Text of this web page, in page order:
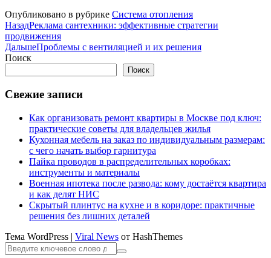
Опубликовано в рубрике Система отопления
НазадРеклама сантехники: эффективные стратегии
продвижения
ДальшеПроблемы с вентиляцией и их решения
Поиск
Поиск
Свежие записи
Как организовать ремонт квартиры в Москве под ключ:
практические советы для владельцев жилья
Кухонная мебель на заказ по индивидуальным размерам:
с чего начать выбор гарнитура
Пайка проводов в распределительных коробках:
инструменты и материалы
Военная ипотека после развода: кому достаётся квартира
и как делят НИС
Скрытый плинтус на кухне и в коридоре: практичные
решения без лишних деталей
Тема WordPress | Viral News от HashThemes